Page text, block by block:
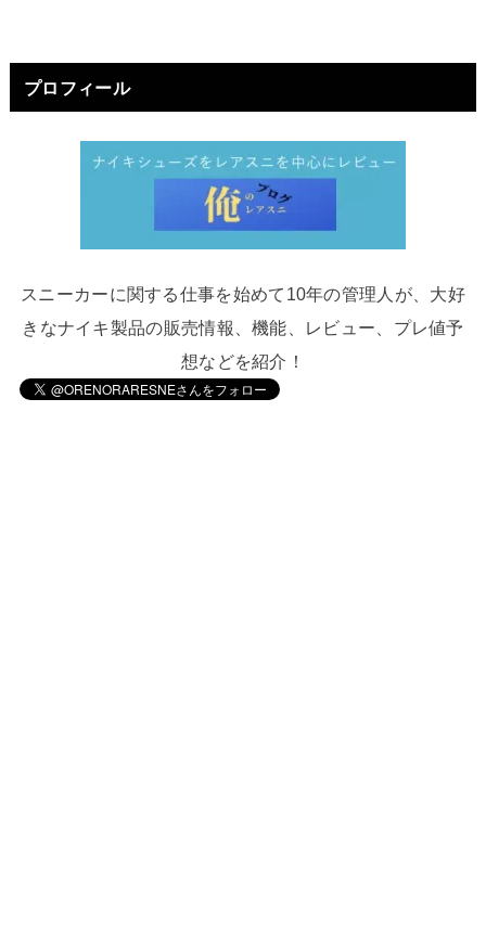
プロフィール
スニーカーに関する仕事を始めて10年の管理人が、大好
きなナイキ製品の販売情報、機能、レビュー、プレ値予
想などを紹介！